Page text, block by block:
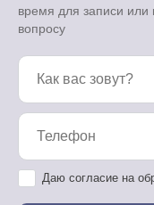
время для записи или
вопросу
Даю согласие на